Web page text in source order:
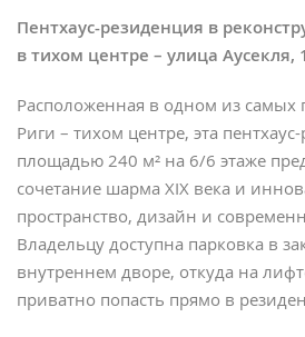
Пентхаус-резиденция в
в тихом центре – улица Аусекля,
Расположенная в одном из самых
Риги – тихом центре, эта
площадью 240 м² на 6/6 этаже
сочетание шарма XIX века и
пространство, дизайн и
Владельцу доступна парковка в
внутреннем дворе, откуда на
приватно попасть прямо в